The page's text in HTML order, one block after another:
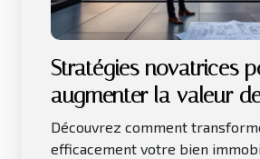
Stratégies novatrices
augmenter la valeur
bien immobilier
Découvrez comment
efficacement votre bien